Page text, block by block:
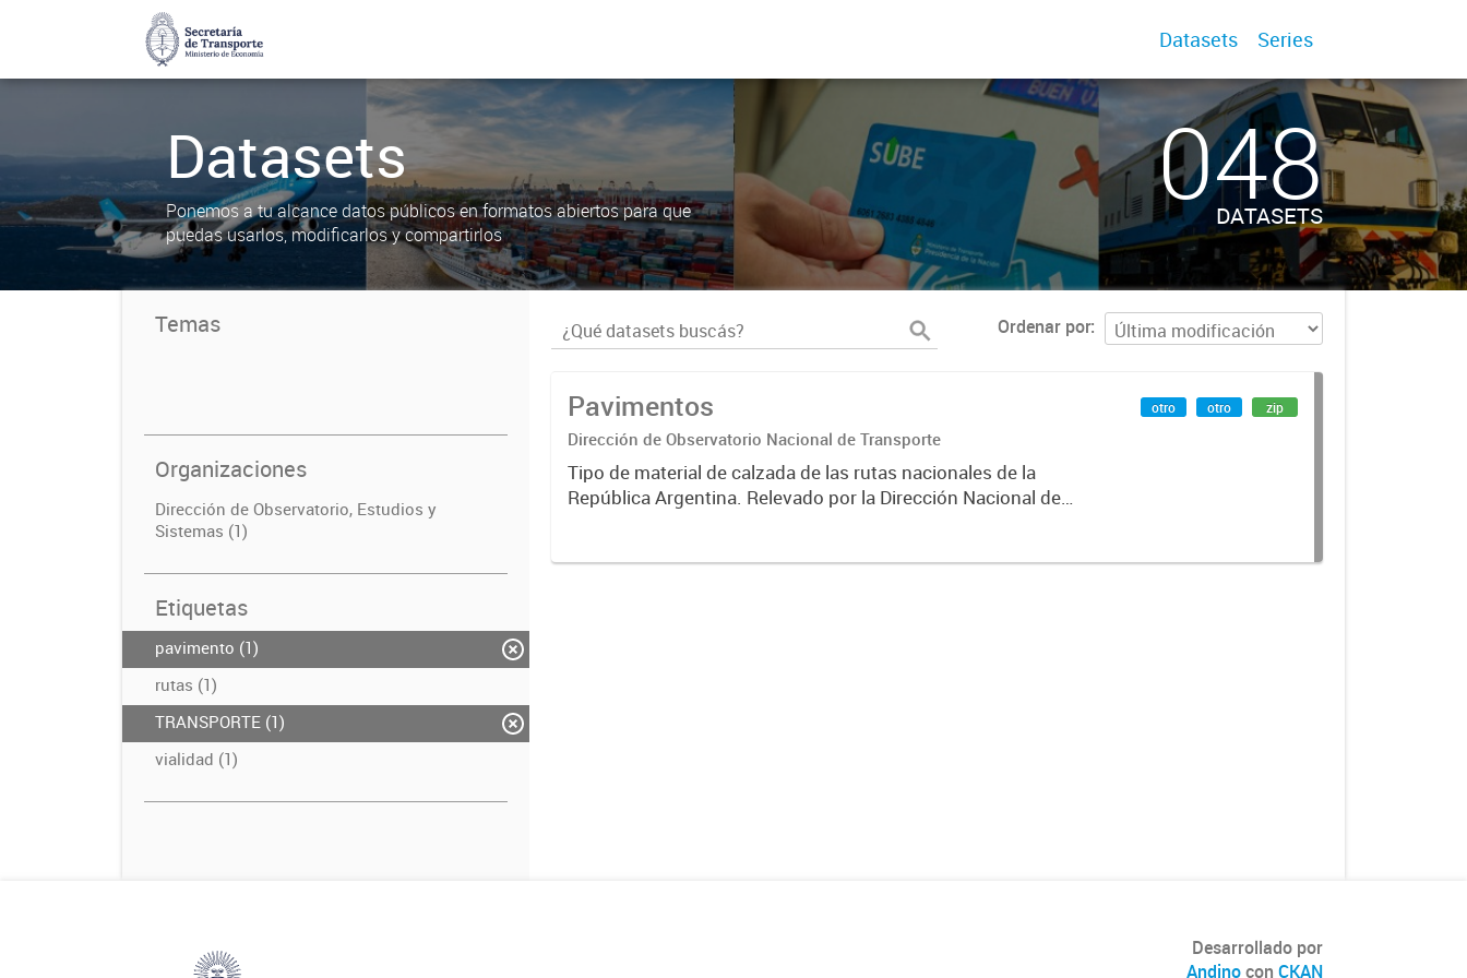
Datasets Series
Datasets
Ponemos a tu alcance datos públicos en formatos abiertos para que
puedas usarlos, modificarlos y compartirlos
048
DATASETS
Temas
Organizaciones
Dirección de Observatorio, Estudios y
Sistemas (1)
Etiquetas
pavimento (1)
rutas (1)
TRANSPORTE (1)
vialidad (1)
Ordenar por
Pavimentos
Dirección de Observatorio Nacional de Transporte
Tipo de material de calzada de las rutas nacionales de la
República Argentina. Relevado por la Dirección Nacional de
otro otro zip
Desarrollado por
Andinocon CKAN